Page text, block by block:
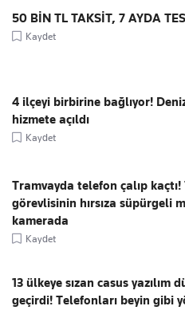
50 BİN TL TAKSİT, 7 AYDA
Kaydet
4 ilçeyi birbirine bağlıyor!
hizmete açıldı
Kaydet
Tramvayda telefon çalıp
görevlisinin hırsıza süpürgeli
kamerada
Kaydet
13 ülkeye sızan casus yazılım
geçirdi! Telefonları beyin gibi